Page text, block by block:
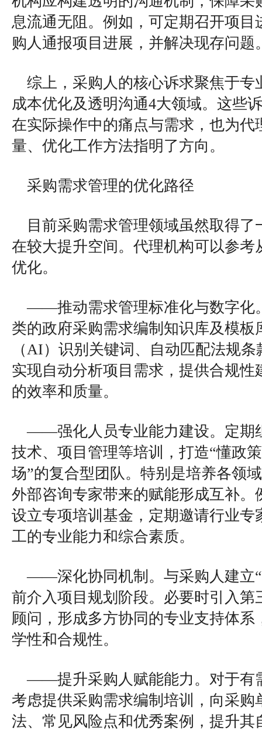
息流通无阻。例如，可定期召开项目
购人通报项目进展，并解决现存问题
综上，采购人的核心诉求聚焦于专
成本优化及透明沟通4大领域。这些
在实际操作中的痛点与需求，也为代
量、优化工作方法指明了方向。
采购需求管理的优化路径
目前采购需求管理领域虽然取得
在较大提升空间。代理机构可以参考
优化。
——推动需求管理标准化与数字化
类的政府采购需求编制知识库及模板
（AI）识别关键词、自动匹配法规
实现自动分析项目需求，提供合规性
的效率和质量。
——强化人员专业能力建设。定期
技术、项目管理等培训，打造“懂政
场”的复合型团队。特别是培养各领
外部咨询专家带来的赋能形成互补。
设立专项培训基金，定期邀请行业专
工的专业能力和综合素质。
——深化协同机制。与采购人建立
前介入项目规划阶段。必要时引入第
顾问，形成多方协同的专业支持体系
学性和合规性。
——提升采购人赋能能力。对于有
考虑提供采购需求编制培训，向采购
法、常见风险点和优秀案例，提升其